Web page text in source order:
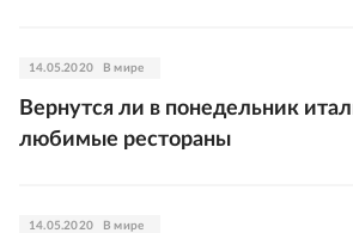
14.05.2020 В мире
Вернутся ли в понедельник
любимые рестораны
14.05.2020 В мире